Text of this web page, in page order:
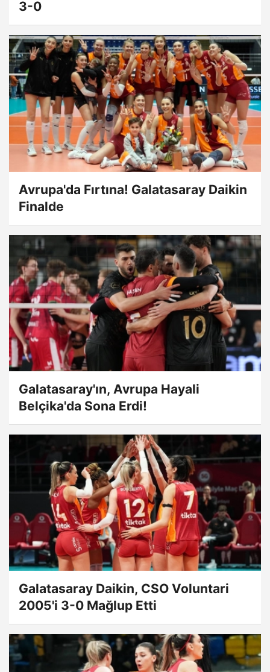
3-0
Avrupa'da Fırtına! Galatasaray Daikin
Finalde
Galatasaray'ın, Avrupa Hayali
Belçika'da Sona Erdi!
Galatasaray Daikin, CSO Voluntari
2005'i 3-0 Mağlup Etti